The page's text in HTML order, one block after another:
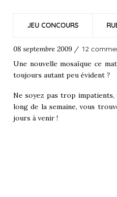
JEU CONCOURS
08 septembre 2009 / 12
Une nouvelle mosaïque ce
toujours autant peu évident ?
Ne soyez pas trop
long de la semaine, vous
jours à venir !